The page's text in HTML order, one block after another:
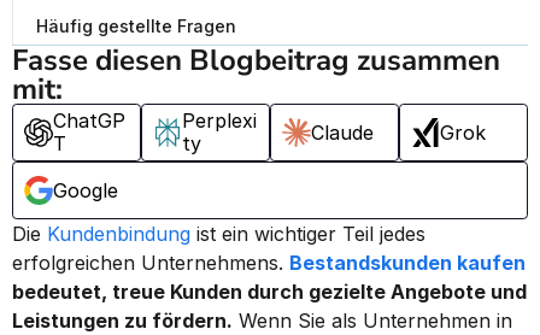
Häufig gestellte Fragen
Fasse diesen Blogbeitrag zusammen
mit:
ChatGP
T
Perplexi
ty
Claude Grok
Google
Die Kundenbindung ist ein wichtiger Teil jedes
erfolgreichen Unternehmens. Bestandskunden kaufen
bedeutet, treue Kunden durch gezielte Angebote und
Leistungen zu fördern. Wenn Sie als Unternehmen in